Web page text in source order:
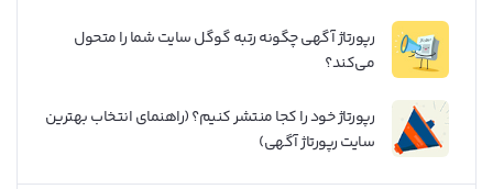
رپورتاژ آگهی چگونه رتبه گوگل سایت شما را متحول
می‌کند؟
رپورتاژ خود را کجا منتشر کنیم؟ (راهنمای انتخاب بهترین
سایت رپورتاژ آگهی)